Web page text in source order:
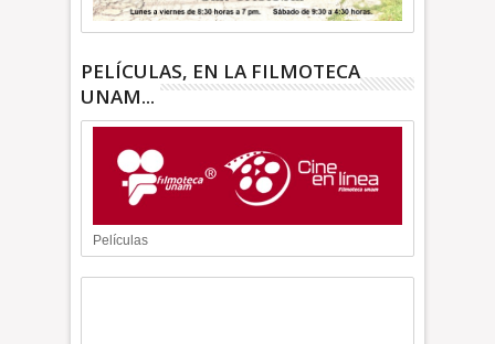
PELÍCULAS, EN LA FILMOTECA
UNAM...
Películas